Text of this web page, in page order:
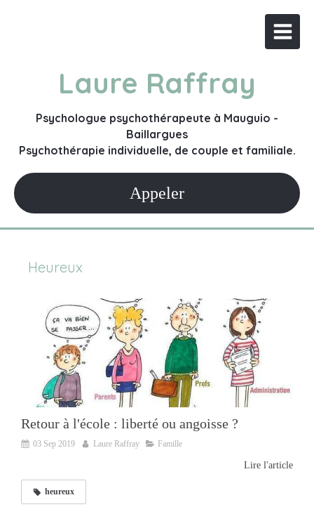
Laure Raffray
Psychologue psychothérapeute à Mauguio -
Baillargues
Psychothérapie individuelle, de couple et familiale.
Appeler
Heureux
Retour à l'école : liberté ou angoisse ?
03 Sep 2019 Laure Raffray Famille
Lire l'article
heureux